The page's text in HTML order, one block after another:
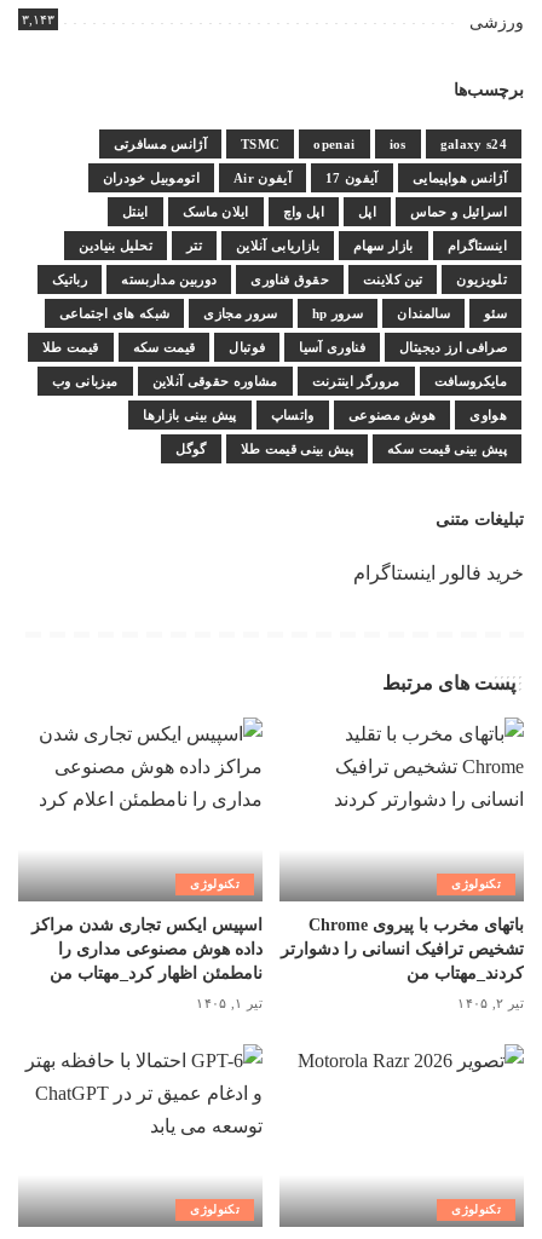
ورزشی ۳,۱۴۳
برچسب‌ها
galaxy s24
ios
openai
TSMC آژانس مسافرتی
آژانس هواپیمایی آیفون 17 آیفون Air اتوموبیل خودران
اسرائیل و حماس اپل اپل واچ ایلان ماسک اینتل
اینستاگرام بازار سهام بازاریابی آنلاین تتر تحلیل بنیادین
تلویزیون تین کلاینت حقوق فناوری دوربین مداربسته رباتیک
سئو سالمندان سرور hp سرور مجازی شبکه های اجتماعی
صرافی ارز دیجیتال فناوری آسیا فوتبال قیمت سکه قیمت طلا
مایکروسافت مرورگر اینترنت مشاوره حقوقی آنلاین میزبانی وب
هواوی هوش مصنوعی واتساپ پیش بینی بازارها
پیش بینی قیمت سکه پیش بینی قیمت طلا گوگل
تبلیغات متنی
خرید فالور اینستاگرام
پست های مرتبط
تکنولوژی
باتهای مخرب با پیروی Chrome
تشخیص ترافیک انسانی را دشوارتر
کردند_مهتاب من
تیر ۲, ۱۴۰۵
تکنولوژی
اسپیس ایکس تجاری شدن مراکز
داده هوش مصنوعی مداری را
نامطمئن اظهار کرد_مهتاب من
تیر ۱, ۱۴۰۵
تکنولوژی تکنولوژی